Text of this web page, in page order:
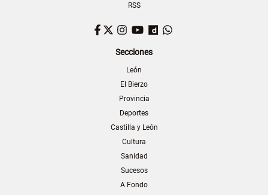
RSS
Facebook
TwitterInstagram
YouTubeDailymotion
Secciones
León
El Bierzo
Provincia
Deportes
Castilla y León
Cultura
Sanidad
Sucesos
A Fondo